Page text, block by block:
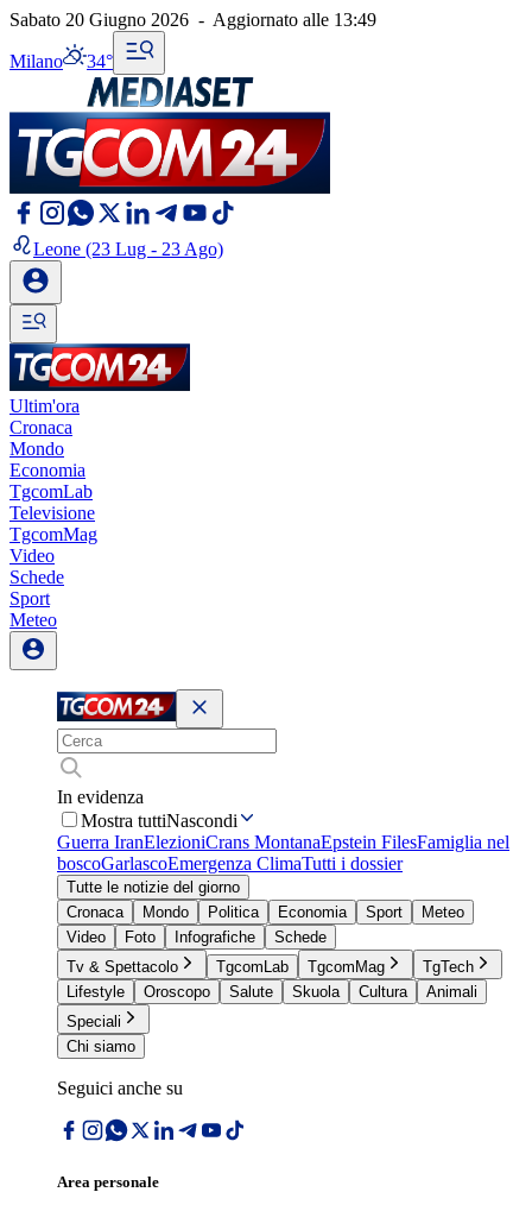
Sabato 20 Giugno 2026 - Aggiornato alle 13:49
Milano 34°
Leone (23 Lug - 23 Ago)
Ultim'ora
Cronaca
Mondo
Economia
TgcomLab
Televisione
TgcomMag
Video
Schede
Sport
Meteo
In evidenza
Mostra tuttiNascondi
Guerra IranElezioniCrans MontanaEpstein FilesFamiglia nel
boscoGarlascoEmergenza ClimaTutti i dossier
Tutte le notizie del giorno
Cronaca
Mondo Politica Economia Sport
Meteo
Video
Foto Infografiche
Schede
Tv & Spettacolo
TgcomLab TgcomMag
TgTech
Lifestyle
Oroscopo Salute Skuola Cultura
Animali
Speciali
Chi siamo
Seguici anche su
Area personale